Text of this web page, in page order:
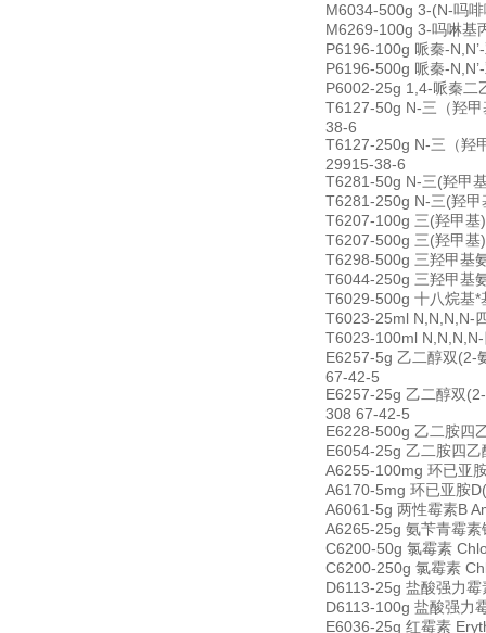
M6034-500g 3-(N-吗
M6269-100g 3-吗啉基
P6196-100g 哌秦-
P6196-500g 哌秦-
P6002-25g 1,4-哌秦二
T6127-50g N-三（羟
38-6
T6127-250g N-三（羟
29915-38-6
T6281-50g N-三(羟甲
T6281-250g N-三(羟
T6207-100g 三(羟甲
T6207-500g 三(羟甲
T6298-500g 三羟甲基
T6044-250g 三羟甲基
T6029-500g 十八烷基
T6023-25ml N,N,N,N-
T6023-100ml
E6257-5g 乙二醇双(2-
67-42-5
E6257-25g 乙二醇双
308 67-42-5
E6228-500g 乙二胺四
E6054-25g 乙二胺四
A6255-100mg 环已亚
A6170-5mg 环已亚胺
A6061-5g 两性霉素B
A6265-25g 氨苄青霉
C6200-50g 氯霉素
C6200-250g 氯霉素
D6113-25g 盐酸强力
D6113-100g 盐酸强力
E6036-25g 红霉素